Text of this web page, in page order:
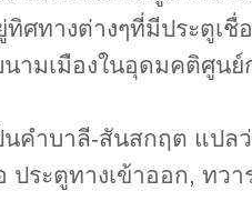
ทิศทางต่างๆที่มีประตูเชื่
ามเมืองในอุดมคติศูนย์
คำบาลี-สันสกฤต แปลว่
ประตูทางเข้าออก, ทว